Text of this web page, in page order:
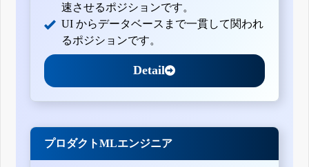
速させるポジションです。
UI からデータベースまで一貫して関われ
るポジションです。
Detail
プロダクトMLエンジニア